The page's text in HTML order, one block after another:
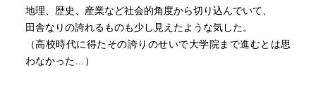
地理、歴史、産業など社会的角度から切り込んでいて、
田舎なりの誇れるものも少し見えたような気した。
（高校時代に得たその誇りのせいで大学院まで進むとは思
わなかった…）